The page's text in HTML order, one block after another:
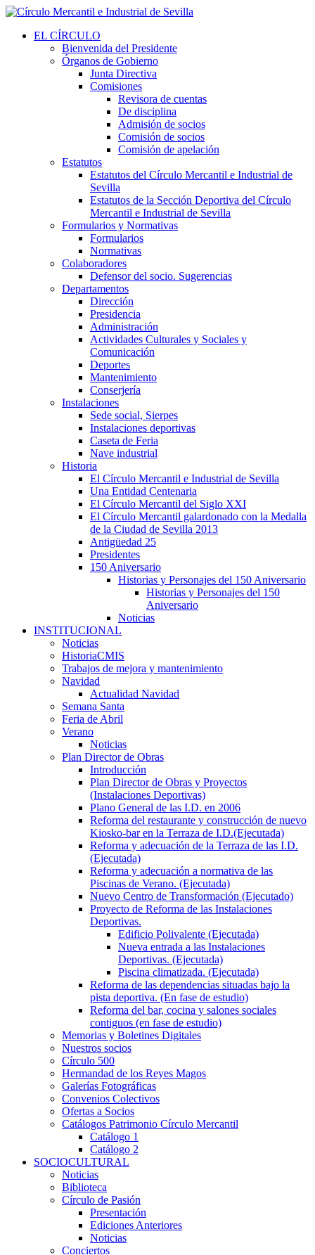
EL CÍRCULO
Bienvenida del Presidente
Órganos de Gobierno
Junta Directiva
Comisiones
Revisora de cuentas
De disciplina
Admisión de socios
Comisión de socios
Comisión de apelación
Estatutos
Estatutos del Círculo Mercantil e Industrial de
Sevilla
Estatutos de la Sección Deportiva del Círculo
Mercantil e Industrial de Sevilla
Formularios y Normativas
Formularios
Normativas
Colaboradores
Defensor del socio. Sugerencias
Departamentos
Dirección
Presidencia
Administración
Actividades Culturales y Sociales y
Comunicación
Deportes
Mantenimiento
Conserjería
Instalaciones
Sede social, Sierpes
Instalaciones deportivas
Caseta de Feria
Nave industrial
Historia
El Círculo Mercantil e Industrial de Sevilla
Una Entidad Centenaria
El Círculo Mercantil del Siglo XXI
El Círculo Mercantil galardonado con la Medalla
de la Ciudad de Sevilla 2013
Antigüedad 25
Presidentes
150 Aniversario
Historias y Personajes del 150 Aniversario
Historias y Personajes del 150
Aniversario
Noticias
INSTITUCIONAL
Noticias
HistoriaCMIS
Trabajos de mejora y mantenimiento
Navidad
Actualidad Navidad
Semana Santa
Feria de Abril
Verano
Noticias
Plan Director de Obras
Introducción
Plan Director de Obras y Proyectos
(Instalaciones Deportivas)
Plano General de las I.D. en 2006
Reforma del restaurante y construcción de nuevo
Kiosko-bar en la Terraza de I.D.(Ejecutada)
Reforma y adecuación de la Terraza de las I.D.
(Ejecutada)
Reforma y adecuación a normativa de las
Piscinas de Verano. (Ejecutada)
Nuevo Centro de Transformación (Ejecutado)
Proyecto de Reforma de las Instalaciones
Deportivas.
Edificio Polivalente (Ejecutada)
Nueva entrada a las Instalaciones
Deportivas. (Ejecutada)
Piscina climatizada. (Ejecutada)
Reforma de las dependencias situadas bajo la
pista deportiva. (En fase de estudio)
Reforma del bar, cocina y salones sociales
contiguos (en fase de estudio)
Memorias y Boletines Digitales
Nuestros socios
Círculo 500
Hermandad de los Reyes Magos
Galerías Fotográficas
Convenios Colectivos
Ofertas a Socios
Catálogos Patrimonio Círculo Mercantil
Catálogo 1
Catálogo 2
SOCIOCULTURAL
Noticias
Biblioteca
Círculo de Pasión
Presentación
Ediciones Anteriores
Noticias
Conciertos